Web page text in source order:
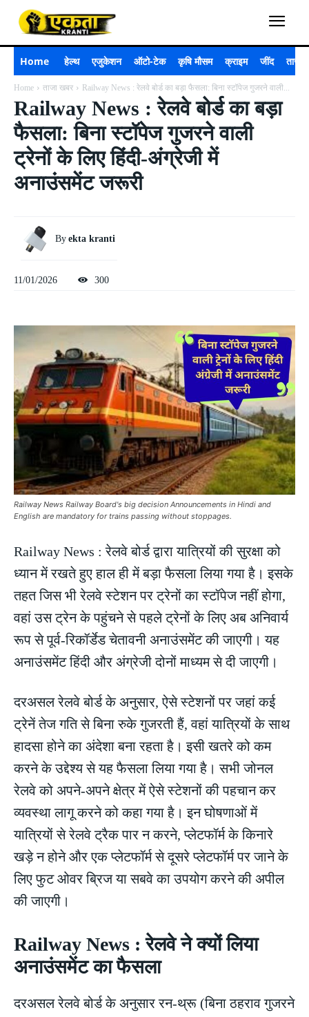
Home हेल्थ एजुकेशन ऑटो-टेक कृषि मौसम क्राइम जींद ताजा
Home ताजा खबर Railway News : रेलवे बोर्ड का बड़ा फैसला: बिना स्टॉपेज गुजरने वाली...
Railway News : रेलवे बोर्ड का बड़ा
फैसला: बिना स्टॉपेज गुजरने वाली
ट्रेनों के लिए हिंदी-अंग्रेजी में
अनाउंसमेंट जरूरी
By ekta kranti
11/01/2026 300
Railway News Railway Board's big decision Announcements in Hindi and
English are mandatory for trains passing without stoppages.
Railway News : रेलवे बोर्ड द्वारा यात्रियों की सुरक्षा को
ध्यान में रखते हुए हाल ही में बड़ा फैसला लिया गया है। इसके
तहत जिस भी रेलवे स्टेशन पर ट्रेनों का स्टॉपेज नहीं होगा,
वहां उस ट्रेन के पहुंचने से पहले ट्रेनों के लिए अब अनिवार्य
रूप से पूर्व-रिकॉर्डेड चेतावनी अनाउंसमेंट की जाएगी। यह
अनाउंसमेंट हिंदी और अंग्रेजी दोनों माध्यम से दी जाएगी।
दरअसल रेलवे बोर्ड के अनुसार, ऐसे स्टेशनों पर जहां कई
ट्रेनें तेज गति से बिना रुके गुजरती हैं, वहां यात्रियों के साथ
हादसा होने का अंदेशा बना रहता है। इसी खतरे को कम
करने के उद्देश्य से यह फैसला लिया गया है। सभी जोनल
रेलवे को अपने-अपने क्षेत्र में ऐसे स्टेशनों की पहचान कर
व्यवस्था लागू करने को कहा गया है। इन घोषणाओं में
यात्रियों से रेलवे ट्रैक पार न करने, प्लेटफॉर्म के किनारे
खड़े न होने और एक प्लेटफॉर्म से दूसरे प्लेटफॉर्म पर जाने के
लिए फुट ओवर ब्रिज या सबवे का उपयोग करने की अपील
की जाएगी।
Railway News : रेलवे ने क्यों लिया
अनाउंसमेंट का फैसला
दरअसल रेलवे बोर्ड के अनुसार रन-थ्रू (बिना ठहराव गुजरने